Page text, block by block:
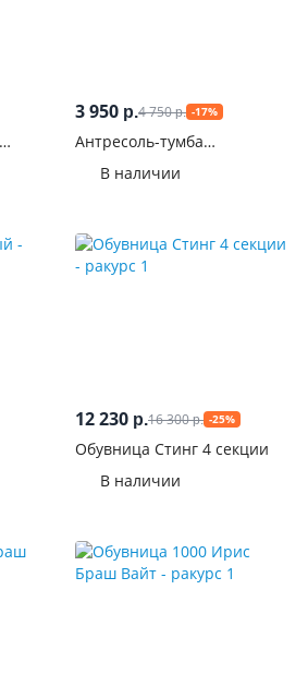
3 950 р.4 750р. -17%
Антресоль-тумба
Сонома
В наличии
12 230 р.16 300р. -25%
Обувница Стинг 4 секции
В наличии